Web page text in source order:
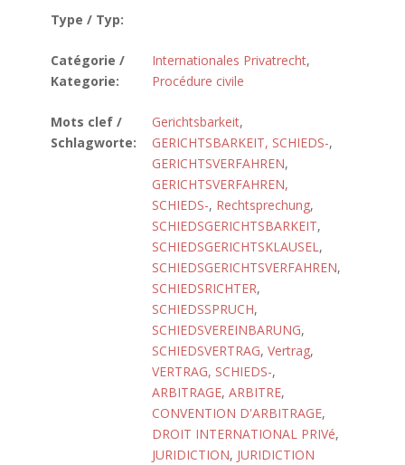
Type / Typ:
Catégorie /
Kategorie:
Internationales Privatrecht,
Procédure civile
Mots clef /
Schlagworte:
Gerichtsbarkeit,
GERICHTSBARKEIT, SCHIEDS-,
GERICHTSVERFAHREN,
GERICHTSVERFAHREN,
SCHIEDS-, Rechtsprechung,
SCHIEDSGERICHTSBARKEIT,
SCHIEDSGERICHTSKLAUSEL,
SCHIEDSGERICHTSVERFAHREN,
SCHIEDSRICHTER,
SCHIEDSSPRUCH,
SCHIEDSVEREINBARUNG,
SCHIEDSVERTRAG, Vertrag,
VERTRAG, SCHIEDS-,
ARBITRAGE, ARBITRE,
CONVENTION D'ARBITRAGE,
DROIT INTERNATIONAL PRIVé,
JURIDICTION, JURIDICTION